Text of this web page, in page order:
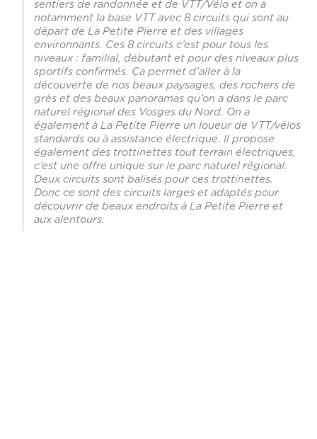
sentiers de randonnée et de VTT/Vélo et on a
notamment la base VTT avec 8 circuits qui sont au
départ de La Petite Pierre et des villages
environnants. Ces 8 circuits c’est pour tous les
niveaux : familial, débutant et pour des niveaux plus
sportifs confirmés. Ça permet d’aller à la
découverte de nos beaux paysages, des rochers de
grès et des beaux panoramas qu’on a dans le parc
naturel régional des Vosges du Nord. On a
également à La Petite Pierre un loueur de VTT/vélos
standards ou à assistance électrique. Il propose
également des trottinettes tout terrain électriques,
c’est une offre unique sur le parc naturel régional.
Deux circuits sont balisés pour ces trottinettes.
Donc ce sont des circuits larges et adaptés pour
découvrir de beaux endroits à La Petite Pierre et
aux alentours.